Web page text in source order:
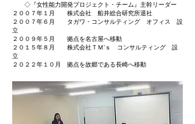
◇『女性能力開発プロジェクト・チーム』主幹リーダー
２００７年１月 株式会社 船井総合研究所退社
２００７年６月 タガワ・コンサルティング オフィス 設
立
２００９年５月 拠点を名古屋へ移動
２０１５年８月 株式会社ＴＭ’ｓ コンサルティング 設
立
２０２２年１０月 拠点を故郷である長崎へ移動